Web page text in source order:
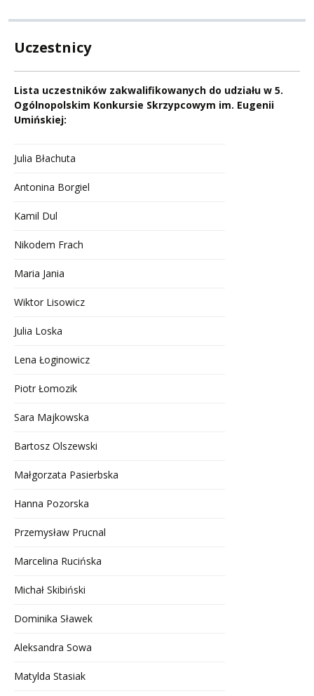
Uczestnicy
Lista uczestników zakwalifikowanych do udziału w 5.
Ogólnopolskim Konkursie Skrzypcowym im. Eugenii
Umińskiej:
Julia Błachuta
Antonina Borgiel
Kamil Dul
Nikodem Frach
Maria Jania
Wiktor Lisowicz
Julia Loska
Lena Łoginowicz
Piotr Łomozik
Sara Majkowska
Bartosz Olszewski
Małgorzata Pasierbska
Hanna Pozorska
Przemysław Prucnal
Marcelina Rucińska
Michał Skibiński
Dominika Sławek
Aleksandra Sowa
Matylda Stasiak